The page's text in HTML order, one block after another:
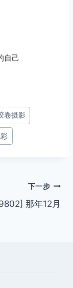
自己
卷摄影
下一步
那年12月